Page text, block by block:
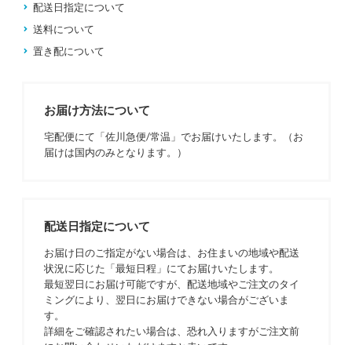
配送日指定について
送料について
置き配について
お届け方法について
宅配便にて「佐川急便/常温」でお届けいたします。（お
届けは国内のみとなります。）
配送日指定について
お届け日のご指定がない場合は、お住まいの地域や配送
状況に応じた「最短日程」にてお届けいたします。
最短翌日にお届け可能ですが、配送地域やご注文のタイ
ミングにより、翌日にお届けできない場合がございま
す。
詳細をご確認されたい場合は、恐れ入りますがご注文前